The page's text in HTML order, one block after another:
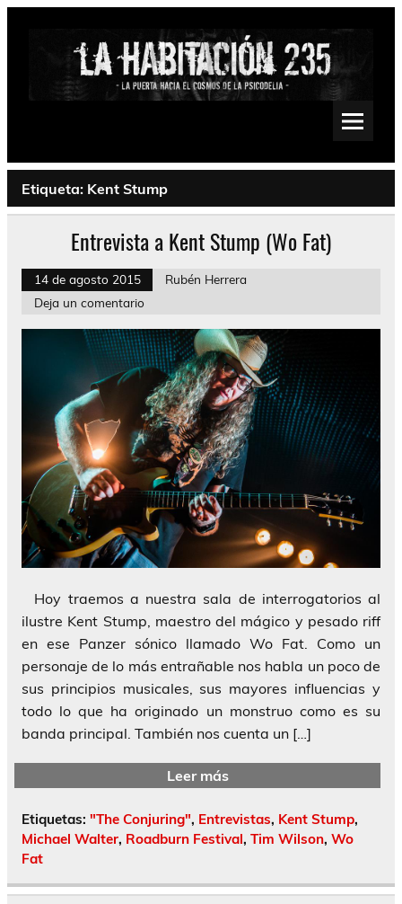
Saltar
Psychedelic, Stoner, Doom, Sludge, Fuzz, Space, Drone
Etiqueta: Kent Stump
Entrevista a Kent Stump (Wo Fat)
14 de agosto 2015
Rubén Herrera
Deja un comentario
Hoy traemos a nuestra sala de interrogatorios al
ilustre Kent Stump, maestro del mágico y pesado riff
en ese Panzer sónico llamado Wo Fat. Como un
personaje de lo más entrañable nos habla un poco de
sus principios musicales, sus mayores influencias y
todo lo que ha originado un monstruo como es su
banda principal. También nos cuenta un […]
Leer más
Etiquetas: "The Conjuring", Entrevistas, Kent Stump,
Michael Walter, Roadburn Festival, Tim Wilson, Wo
Fat